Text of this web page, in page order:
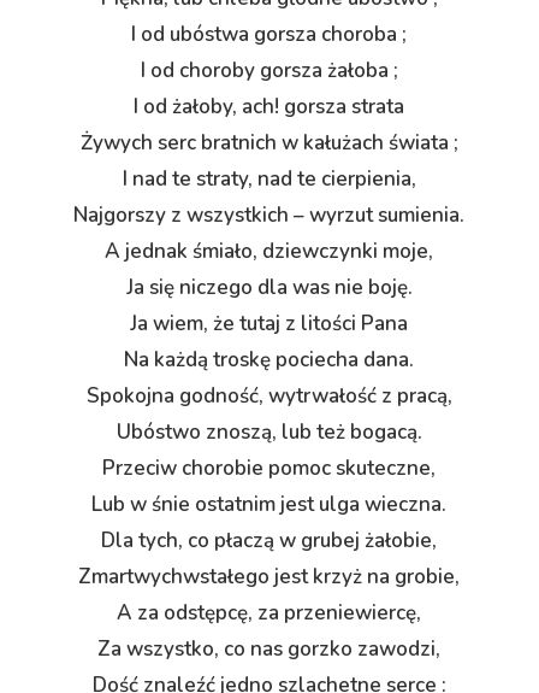
I od ubóstwa gorsza choroba ;
I od choroby gorsza żałoba ;
I od żałoby, ach! gorsza strata
Żywych serc bratnich w kałużach świata ;
I nad te straty, nad te cierpienia,
Najgorszy z wszystkich – wyrzut sumienia.
A jednak śmiało, dziewczynki moje,
Ja się niczego dla was nie boję.
Ja wiem, że tutaj z litości Pana
Na każdą troskę pociecha dana.
Spokojna godność, wytrwałość z pracą,
Ubóstwo znoszą, lub też bogacą.
Przeciw chorobie pomoc skuteczne,
Lub w śnie ostatnim jest ulga wieczna.
Dla tych, co płaczą w grubej żałobie,
Zmartwychwstałego jest krzyż na grobie,
A za odstępcę, za przeniewiercę,
Za wszystko, co nas gorzko zawodzi,
Dość znaleźć jedno szlachetne serce :